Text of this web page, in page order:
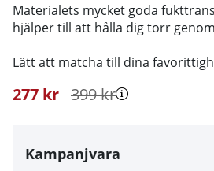
Materialets mycket goda
hjälper till att hålla dig torr
Lätt att matcha till dina
399kr
277 kr
Kampanjvara